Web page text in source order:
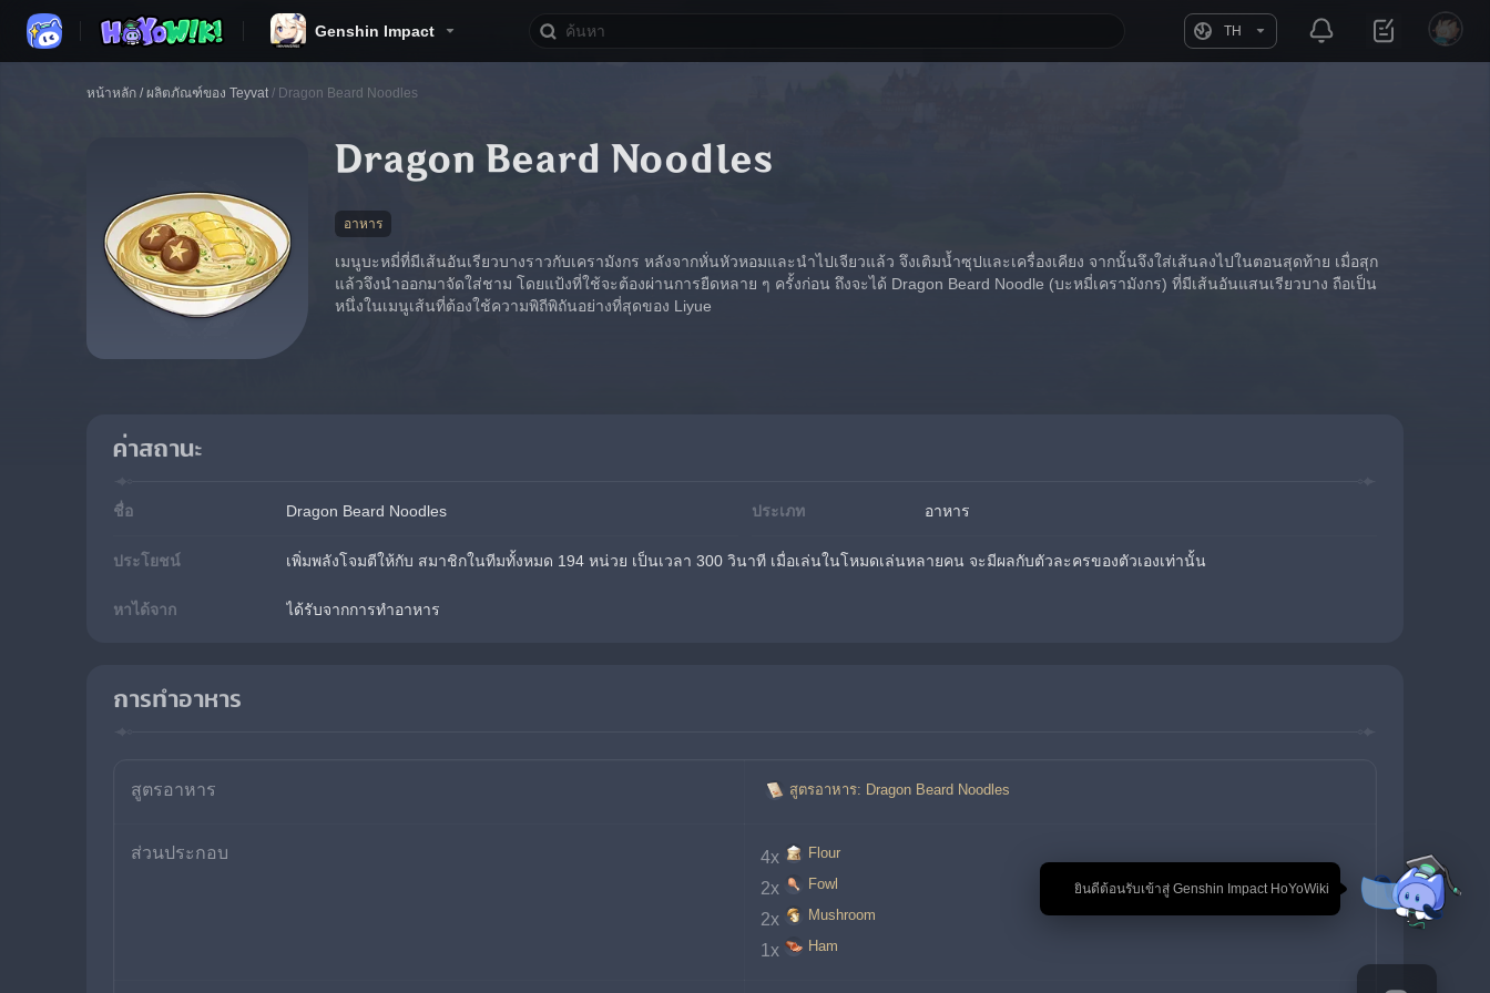
Genshin Impact TH
🎉 ยินดีต้อนรับเข้าสู่ Genshin Impact HoYoWiki
หน้าหลัก / ผลิตภัณฑ์ของ Teyvat / Dragon Beard Noodles
Dragon Beard Noodles
อาหาร
เมนูบะหมี่ที่มีเส้นอันเรียวบางราวกับเครามังกร หลังจากหั่นหัวหอมและนำไปเจียวแล้ว จึงเติมน้ำซุปและเครื่องเคียง จากนั้นจึงใส่เส้นลงไปในตอนสุดท้าย เมื่อสุก
แล้วจึงนำออกมาจัดใส่ชาม โดยแป้งที่ใช้จะต้องผ่านการยืดหลาย ๆ ครั้งก่อน ถึงจะได้ Dragon Beard Noodle (บะหมี่เครามังกร) ที่มีเส้นอันแสนเรียวบาง ถือเป็น
หนึ่งในเมนูเส้นที่ต้องใช้ความพิถีพิถันอย่างที่สุดของ Liyue
ค่าสถานะ
ชื่อ Dragon Beard Noodles ประเภท อาหาร
ประโยชน์ เพิ่มพลังโจมตีให้กับ สมาชิกในทีมทั้งหมด 194 หน่วย เป็นเวลา 300 วินาที เมื่อเล่นในโหมดเล่นหลายคน จะมีผลกับตัวละครของตัวเองเท่านั้น
หาได้จาก ได้รับจากการทำอาหาร
การทำอาหาร
สูตรอาหาร สูตรอาหาร: Dragon Beard Noodles
ส่วนประกอบ 4x Flour
2x Fowl
2x Mushroom
1x Ham